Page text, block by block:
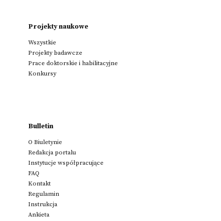
Projekty naukowe
Wszystkie
Projekty badawcze
Prace doktorskie i habilitacyjne
Konkursy
Bulletin
O Biuletynie
Redakcja portalu
Instytucje współpracujące
FAQ
Kontakt
Regulamin
Instrukcja
Ankieta